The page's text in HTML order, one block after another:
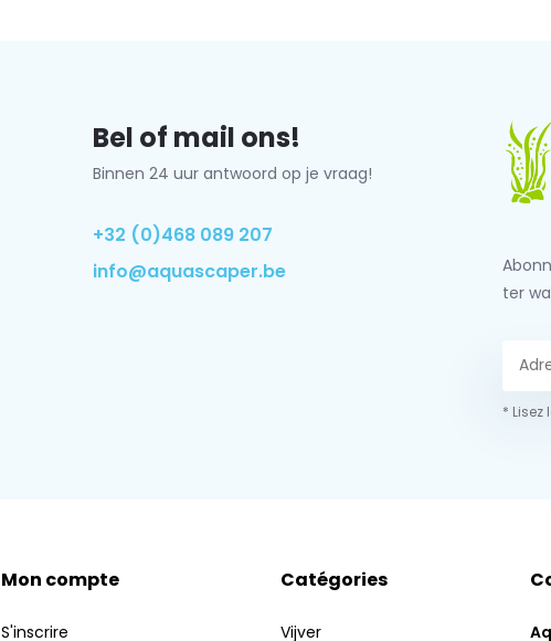
Bel of mail ons!
Binnen 24 uur antwoord op je vraag!
+32 (0)468 089 207
info@aquascaper.be
ter
*
Mon compte
S'inscrire
Catégories
Vijver